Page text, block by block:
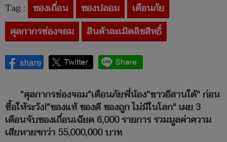
Tag : ของเถื่อน ของปลอม
เตือนภัย
ศุลกากรช่องจอม
สินค้าละเมิดลิขสิทธิ์
"ศุลกากรช่องจอม"เตือนภัยพี่น้อง"ชาวอีสานใต้" ก่อน
ซื้อให้ระวัง!"ของแท้ ของดี ของถูก ไม่มีในโลก" เผย 3
เดือนจับของเถื่อนเฉียด 6,000 รายการ รวมมูลค่าความ
เสียหายฯกว่า 55,000,000 บาท